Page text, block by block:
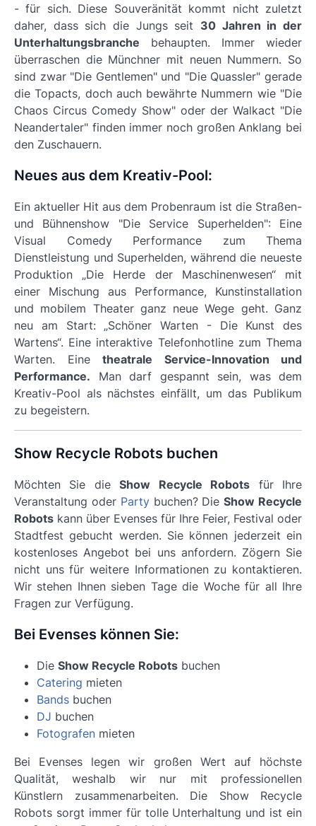
- für sich. Diese Souveränität kommt nicht zuletzt
daher, dass sich die Jungs seit 30 Jahren in der
Unterhaltungsbranche behaupten. Immer wieder
überraschen die Münchner mit neuen Nummern. So
sind zwar "Die Gentlemen" und "Die Quassler" gerade
die Topacts, doch auch bewährte Nummern wie "Die
Chaos Circus Comedy Show" oder der Walkact "Die
Neandertaler" finden immer noch großen Anklang bei
den Zuschauern.
Neues aus dem Kreativ-Pool:
Ein aktueller Hit aus dem Probenraum ist die Straßen-
und Bühnenshow "Die Service Superhelden": Eine
Visual Comedy Performance zum Thema
Dienstleistung und Superhelden, während die neueste
Produktion „Die Herde der Maschinenwesen“ mit
einer Mischung aus Performance, Kunstinstallation
und mobilem Theater ganz neue Wege geht. Ganz
neu am Start: „Schöner Warten - Die Kunst des
Wartens“. Eine interaktive Telefonhotline zum Thema
Warten. Eine theatrale Service-Innovation und
Performance. Man darf gespannt sein, was dem
Kreativ-Pool als nächstes einfällt, um das Publikum
zu begeistern.
Show Recycle Robots buchen
Möchten Sie dieShow Recycle Robots für Ihre
Veranstaltung oder Partybuchen? DieShow Recycle
Robots kann über Evenses für Ihre Feier, Festival oder
Stadtfest gebucht werden. Sie können jederzeit ein
kostenloses Angebot bei uns anfordern. Zögern Sie
nicht uns für weitere Informationen zu kontaktieren.
Wir stehen Ihnen sieben Tage die Woche für all Ihre
Fragen zur Verfügung.
Bei Evenses können Sie:
Die Show Recycle Robots buchen
Catering mieten
Bands buchen
DJ buchen
Fotografen mieten
Bei Evenses legen wir großen Wert auf höchste
Qualität, weshalb wir nur mit professionellen
Künstlern zusammenarbeiten. Die Show Recycle
Robots sorgt immer für tolle Unterhaltung und ist ein